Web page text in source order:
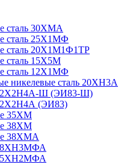
сталь 30ХМА
сталь 25Х1МФ
сталь 20Х1М1Ф1ТР
сталь 15Х5М
сталь 12Х1МФ
никелевые сталь 20ХН3А
Ш (ЭИ83-Ш)
(ЭИ83)
35ХМ
38ХМ
38ХМА